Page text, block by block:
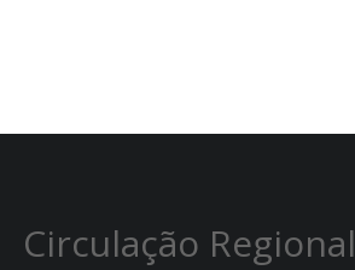
Circulação Regional